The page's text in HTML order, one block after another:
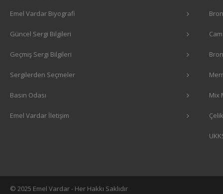
Emel Vardar Biyografi
Güncel Sergi Bilgileri
Geçmiş Sergi Bilgileri
Sergilerden Seçmeler
Basın Odası
Emel Vardar İletişim
Mix
© 2025 Emel Vardar - Her Hakkı Saklıdır